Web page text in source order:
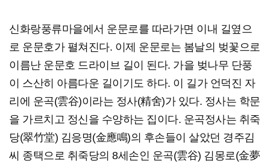
신화랑풍류마을에서 운문로를 따라가면 이내 길옆으
로 운문호가 펼쳐진다. 이제 운문로는 봄날의 벚꽃으로
이름난 운문호 드라이브 길이 된다. 가을 벚나무 단풍
이 스산히 아름다운 길이기도 하다. 이 길가 언덕진 자
리에 운곡(雲谷)이라는 정사(精舍)가 있다. 정사는 학문
을 가르치고 정신을 수양하는 집이다. 운곡정사는 취죽
당(翠竹堂) 김응명(金應鳴)의 후손들이 살았던 경주김
씨 종택으로 취죽당의 8세손인 운곡(雲谷) 김몽로(金夢